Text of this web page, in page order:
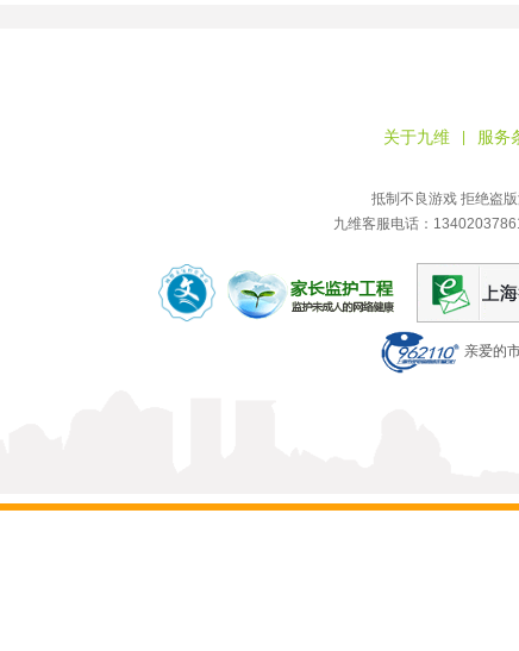
关于九维 | 服务
抵制不良游戏 拒绝盗
九维客服电话：
亲爱的